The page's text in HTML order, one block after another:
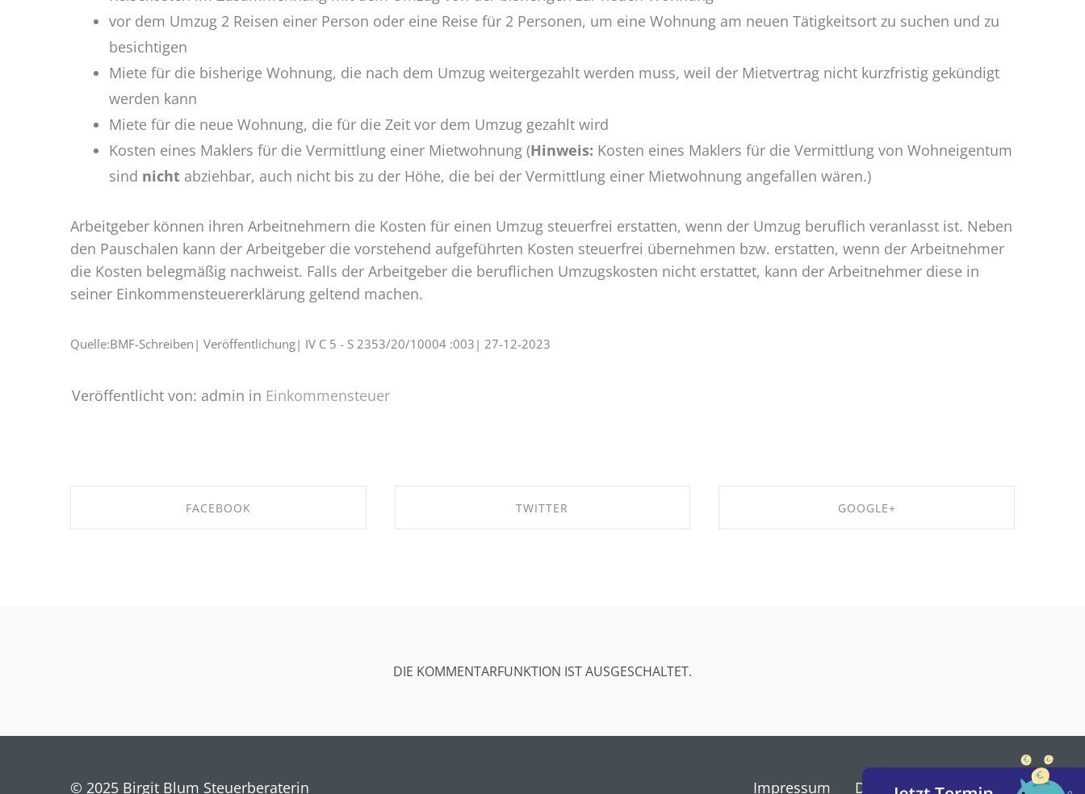
vor dem Umzug 2 Reisen einer Person oder eine Reise für 2 Personen, um eine Wohnung am neuen Tätigkeitsort zu suchen und zu
besichtigen
Miete für die bisherige Wohnung, die nach dem Umzug weitergezahlt werden muss, weil der Mietvertrag nicht kurzfristig gekündigt
werden kann
Miete für die neue Wohnung, die für die Zeit vor dem Umzug gezahlt wird
Kosten eines Maklers für die Vermittlung einer Mietwohnung (Hinweis: Kosten eines Maklers für die Vermittlung von Wohneigentum
sind nicht abziehbar, auch nicht bis zu der Höhe, die bei der Vermittlung einer Mietwohnung angefallen wären.)
Arbeitgeber können ihren Arbeitnehmern die Kosten für einen Umzug steuerfrei erstatten, wenn der Umzug beruflich veranlasst ist. Neben
den Pauschalen kann der Arbeitgeber die vorstehend aufgeführten Kosten steuerfrei übernehmen bzw. erstatten, wenn der Arbeitnehmer
die Kosten belegmäßig nachweist. Falls der Arbeitgeber die beruflichen Umzugskosten nicht erstattet, kann der Arbeitnehmer diese in
seiner Einkommensteuererklärung geltend machen.
Quelle:BMF-Schreiben| Veröffentlichung| IV C 5 - S 2353/20/10004 :003| 27-12-2023
Veröffentlicht von: admin in Einkommensteuer
FACEBOOK TWITTER GOOGLE+
DIE KOMMENTARFUNKTION IST AUSGESCHALTET.
© 2025 Birgit Blum Steuerberaterin Impressum Datenschutz Kontakt